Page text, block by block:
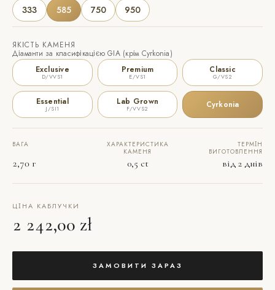
333 585 750 950
ЯКІСТЬ КАМЕНЯ
Діаманти за класифікацією GIA (крім Cyrkonia)
Exclusive
D/VVS1
Premium
E/VS1
Classic
G/VS2
Essential
J/SI1
Lab Grown
F/VVS2 Cyrkonia
ВАГА
2,70 г
ХАРАКТЕРИСТИКА
КАМЕНЯ
0,5 ct
ТЕРМІН
ВИГОТОВЛЕННЯ
від 2 днів
ЦІНА КАБЛУЧКИ
2 242,00 zł
ЗАМОВИТИ ЗАРАЗ